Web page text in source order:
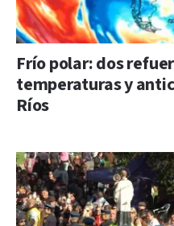
Frío polar: dos
temperaturas y
Ríos